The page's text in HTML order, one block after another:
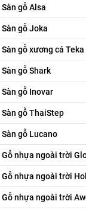
Sàn gỗ Alsa
Sàn gỗ Joka
Sàn gỗ xương cá Teka
Sàn gỗ Shark
Sàn gỗ Inovar
Sàn gỗ ThaiStep
Sàn gỗ Lucano
Gỗ nhựa ngoài trời
Gỗ nhựa ngoài trời
Gỗ nhựa ngoài trời